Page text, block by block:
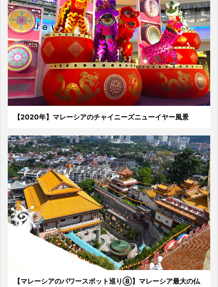
【2020年】マレーシアのチャイニーズニューイヤー風景
【マレーシアのパワースポット巡り⑧】マレーシア最大の仏